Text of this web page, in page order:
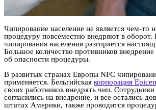
Чипирование население не является чем-
процедуру повсеместно внедряют в
чипирования населения разгорается
Большое количество противников
об опасности процедуры.
В развитых странах Европы NFC
применяется. Бельгийская корпорация
своих работников внедрять чип.
согласились на внедрение, и все остались
штатах Америки, также проводится